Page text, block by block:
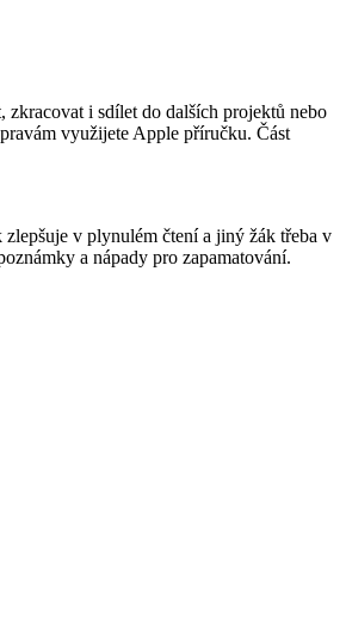
zkracovat i sdílet do dalších projektů nebo
využijete Apple příručku. Část
v plynulém čtení a jiný žák třeba v
a nápady pro zapamatování.